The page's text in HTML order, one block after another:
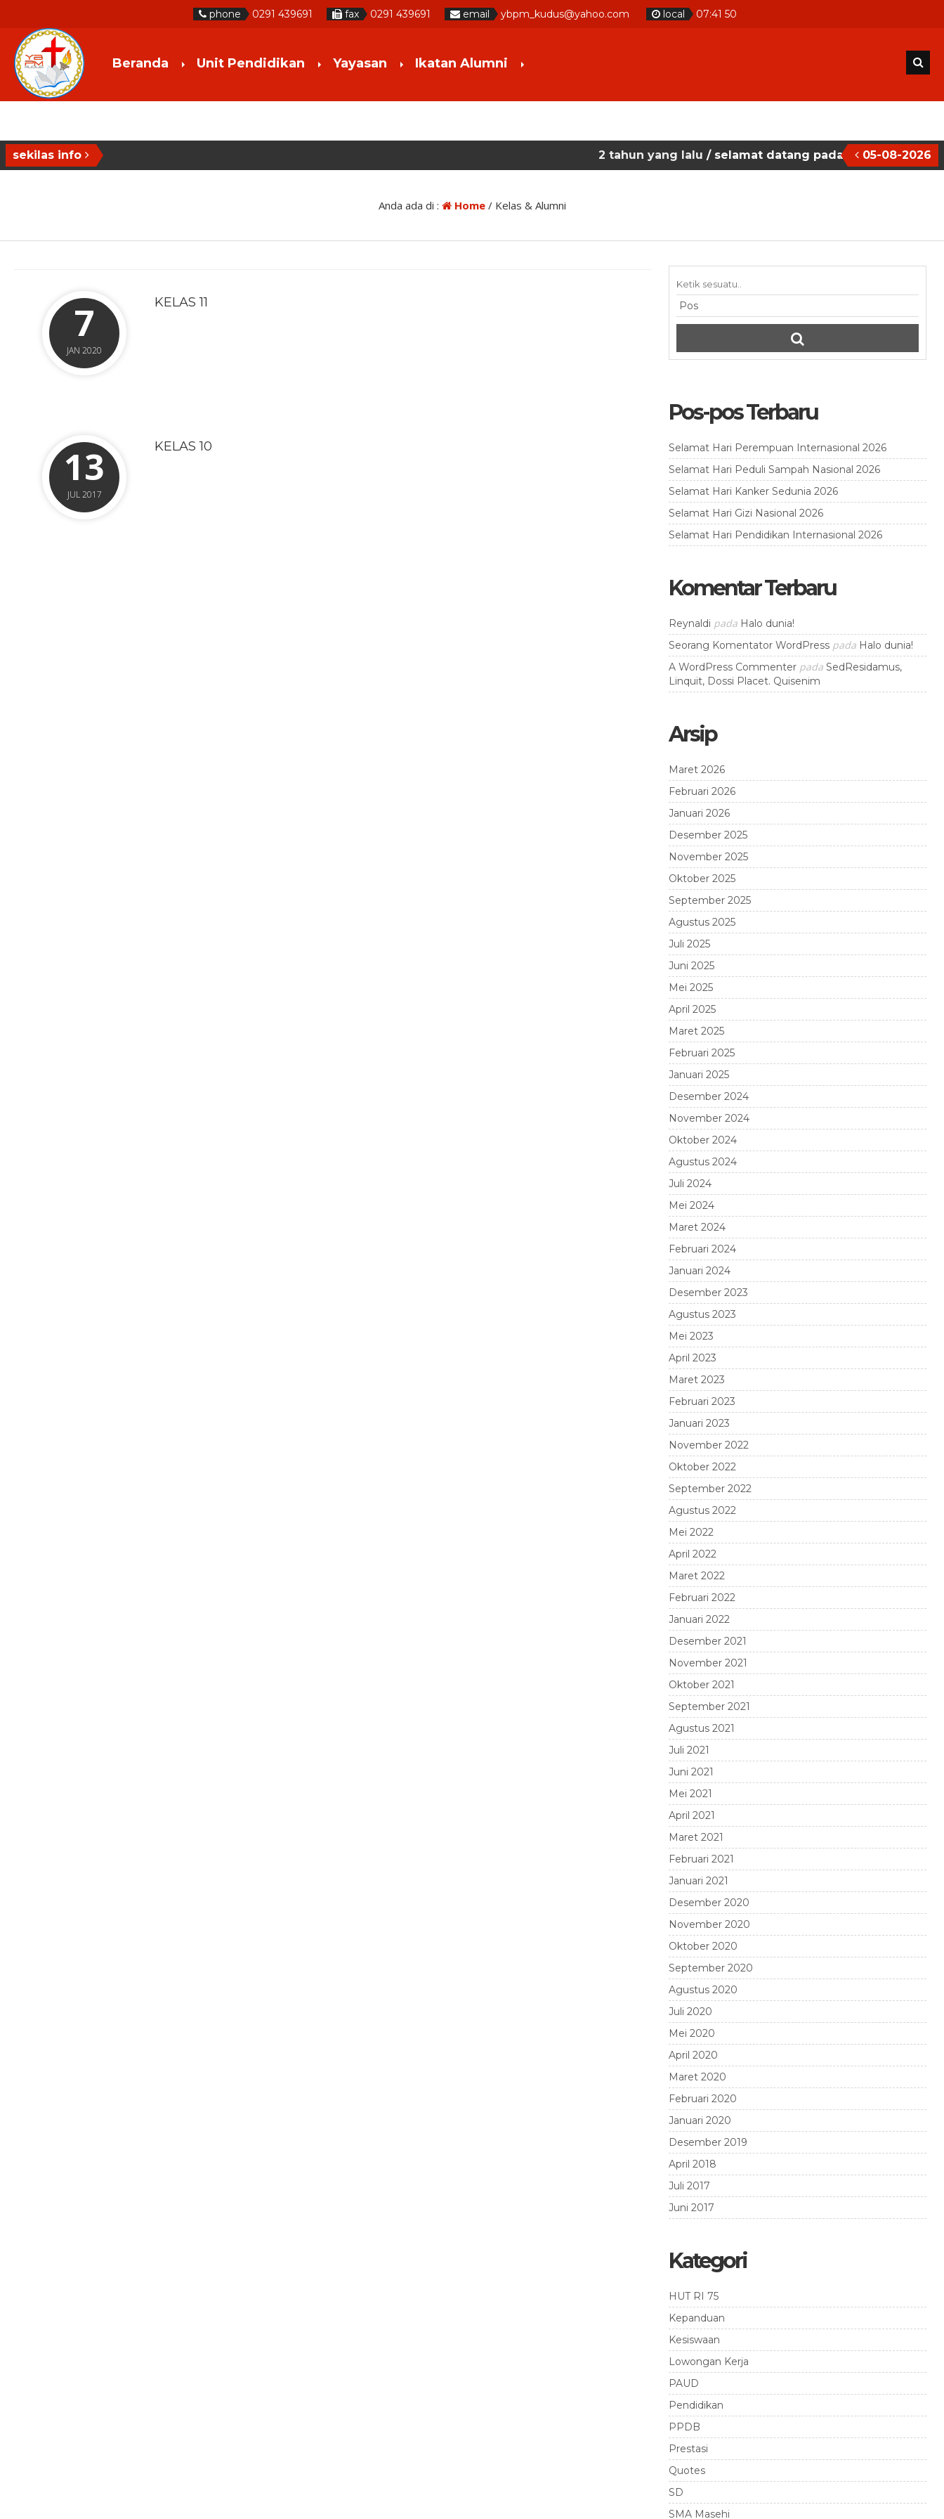
phone 0291 439691 fax 0291 439691 email ybpm_kudus@yahoo.com local 07:41 50
Beranda Unit Pendidikan Yayasan Ikatan Alumni
sekilas info 05-08-2026
2 tahun yang lalu/ selamat datang pada situs website sekolah
Anda ada di : Home/ Kelas & Alumni
7
JAN 2020
KELAS 11
13
JUL 2017
KELAS 10
Pos-pos Terbaru
Selamat Hari Perempuan Internasional 2026
Selamat Hari Peduli Sampah Nasional 2026
Selamat Hari Kanker Sedunia 2026
Selamat Hari Gizi Nasional 2026
Selamat Hari Pendidikan Internasional 2026
Komentar Terbaru
Reynaldi pada Halo dunia!
Seorang Komentator WordPresspada Halo dunia!
A WordPress Commenterpada SedResidamus,
Linquit, Dossi Placet. Quisenim
Arsip
Maret 2026
Februari 2026
Januari 2026
Desember 2025
November 2025
Oktober 2025
September 2025
Agustus 2025
Juli 2025
Juni 2025
Mei 2025
April 2025
Maret 2025
Februari 2025
Januari 2025
Desember 2024
November 2024
Oktober 2024
Agustus 2024
Juli 2024
Mei 2024
Maret 2024
Februari 2024
Januari 2024
Desember 2023
Agustus 2023
Mei 2023
April 2023
Maret 2023
Februari 2023
Januari 2023
November 2022
Oktober 2022
September 2022
Agustus 2022
Mei 2022
April 2022
Maret 2022
Februari 2022
Januari 2022
Desember 2021
November 2021
Oktober 2021
September 2021
Agustus 2021
Juli 2021
Juni 2021
Mei 2021
April 2021
Maret 2021
Februari 2021
Januari 2021
Desember 2020
November 2020
Oktober 2020
September 2020
Agustus 2020
Juli 2020
Mei 2020
April 2020
Maret 2020
Februari 2020
Januari 2020
Desember 2019
April 2018
Juli 2017
Juni 2017
Kategori
HUT RI 75
Kepanduan
Kesiswaan
Lowongan Kerja
PAUD
Pendidikan
PPDB
Prestasi
Quotes
SD
SMA Masehi